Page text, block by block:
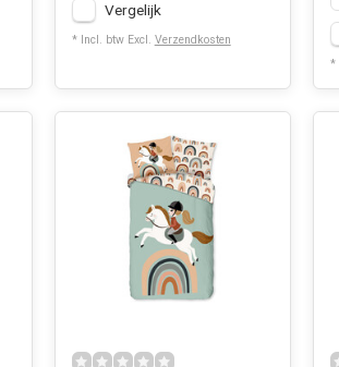
Vergelijk
* Incl. btw Excl. Verzendkosten
*